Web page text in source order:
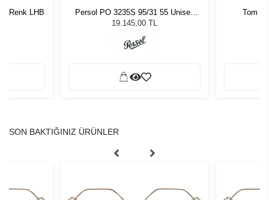
Renk LHB
Persol PO 3235S 95/31 55 Unisex
Güneş Gözlüğü
19.145,00 TL
Tom
SON BAKTIĞINIZ ÜRÜNLER